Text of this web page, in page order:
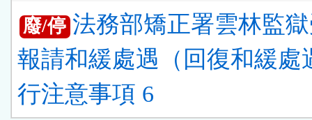
廢/停 法務部矯正署雲林監
報請和緩處遇（回復和緩處
行注意事項 6